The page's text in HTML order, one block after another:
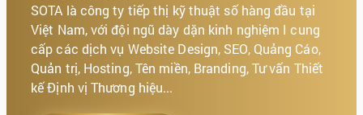
SOTA là công ty tiếp thị kỹ thuật số hàng đầu tại
Việt Nam, với đội ngũ dày dặn kinh nghiệm I cung
cấp các dịch vụ Website Design, SEO, Quảng Cáo,
Quản trị, Hosting, Tên miền, Branding, Tư vấn Thiết
kế Định vị Thương hiệu...